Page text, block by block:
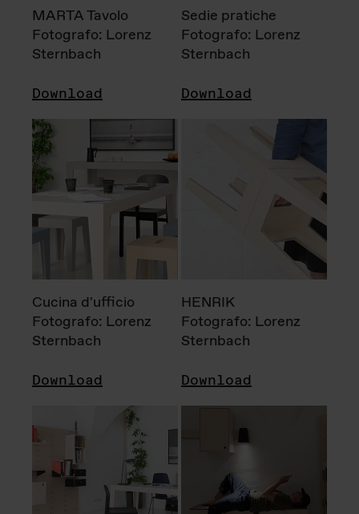
MARTA Tavolo
Fotografo: Lorenz
Sternbach
Download
Sedie pratiche
Fotografo: Lorenz
Sternbach
Download
Cucina d'ufficio
Fotografo: Lorenz
Sternbach
Download
HENRIK
Fotografo: Lorenz
Sternbach
Download